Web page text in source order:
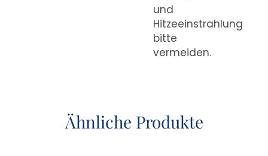
und
Hitzeeinstrahlung
bitte
vermeiden.
Ähnliche Produkte